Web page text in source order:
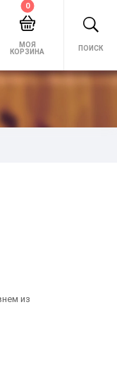
МОЯ
КОРЗИНА
0
ПОИСК
из